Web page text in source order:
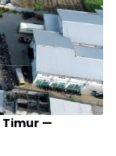
Timur —